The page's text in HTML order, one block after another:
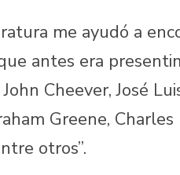
me ayudó a
antes era
Cheever, José
Greene,
otros”.